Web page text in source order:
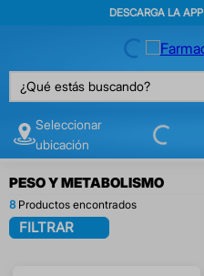
DESCARGA LA APP
¿Qué estás buscando?
Seleccionar
ubicación
PESO Y METABOLISMO
8
FILTRAR